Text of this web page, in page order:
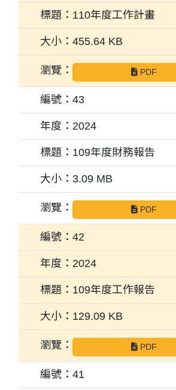
110年度工作計畫
455.64 KB
PDF
43
2024
109年度財務報告
3.09 MB
PDF
42
2024
109年度工作報告
129.09 KB
PDF
41